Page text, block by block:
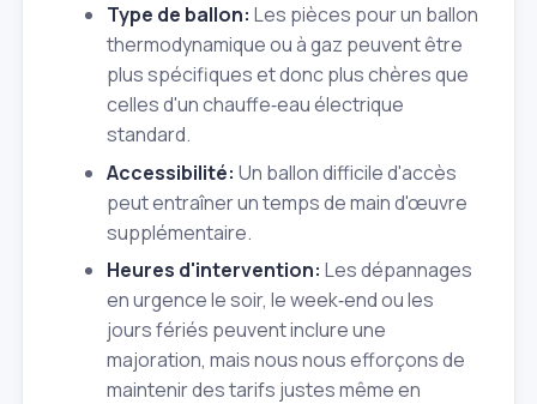
Type de ballon: Les pièces pour un ballon
thermodynamique ou à gaz peuvent être
plus spécifiques et donc plus chères que
celles d'un chauffe‑eau électrique
standard.
Accessibilité: Un ballon difficile d'accès
peut entraîner un temps de main d'œuvre
supplémentaire.
Heures d'intervention: Les dépannages
en urgence le soir, le week‑end ou les
jours fériés peuvent inclure une
majoration, mais nous nous efforçons de
maintenir des tarifs justes même en